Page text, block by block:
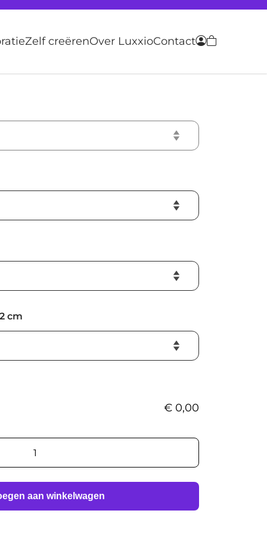
Zelf creërenOver LuxxioContact
cm
€ 0,00
aan winkelwagen